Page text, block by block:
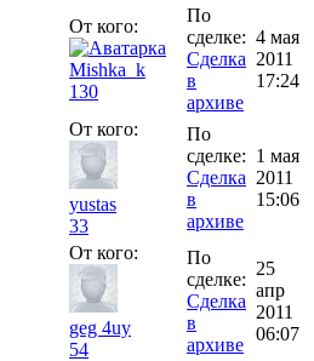
От кого:
Mishka_k
130
По
сделке:
Сделка
в
архиве
4 мая
2011
17:24
От кого:
yustas
33
По
сделке:
Сделка
в
архиве
1 мая
2011
15:06
От кого:
geg 4uy
54
По
сделке:
Сделка
в
архиве
25
апр
2011
06:07